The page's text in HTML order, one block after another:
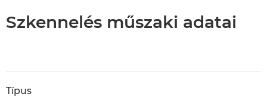
Szkennelés műszaki adatai
Típus